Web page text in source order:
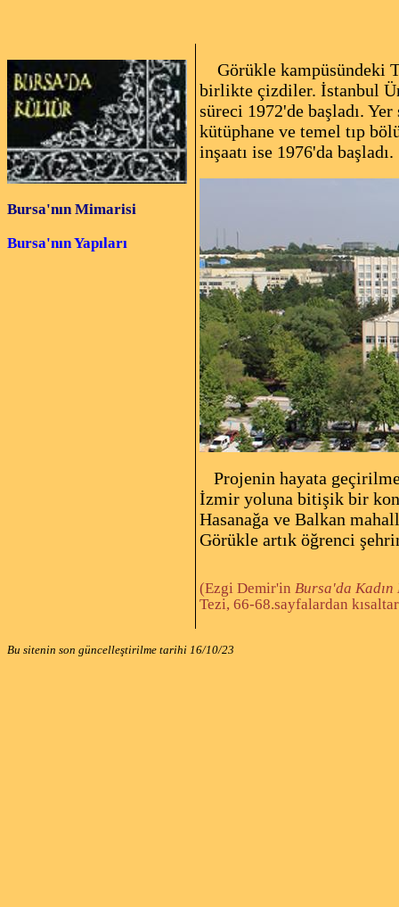
Bursa'nın Mimarisi
Bursa'nın Yapıları
Görükle kampüsündeki
birlikte çizdiler. İstanbul
süreci 1972'de başladı.
kütüphane ve temel tıp
inşaatı ise 1976'da başladı.
Projenin hayata
İzmir yoluna bitişik bir
Hasanağa ve Balkan
Görükle artık öğrenci
(Ezgi Demir'in Bursa'da
Tezi, 66-68.sayfalardan
Bu sitenin son güncelleştirilme tarihi 16/10/23